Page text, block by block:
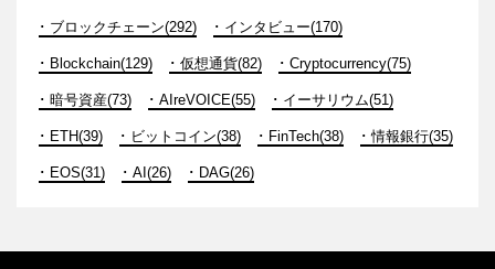
ブロックチェーン(292) インタビュー(170)
Blockchain(129) 仮想通貨(82) Cryptocurrency(75)
暗号資産(73) AIreVOICE(55) イーサリウム(51)
ETH(39) ビットコイン(38) FinTech(38) 情報銀行(35)
EOS(31) AI(26) DAG(26)